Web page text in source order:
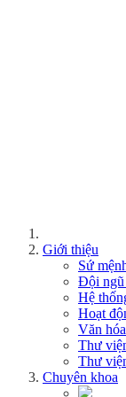
Giới thiệu
Sứ
Đội ngũ
Hệ
Hoạt
Văn
Thư
Thư
Chuyên khoa